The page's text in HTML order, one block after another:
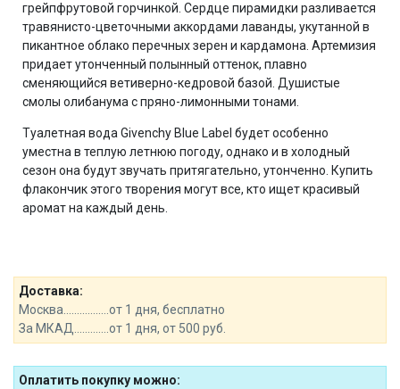
грейпфрутовой горчинкой. Сердце пирамидки разливается
травянисто-цветочными аккордами лаванды, укутанной в
пикантное облако перечных зерен и кардамона. Артемизия
придает утонченный полынный оттенок, плавно
сменяющийся ветиверно-кедровой базой. Душистые
смолы олибанума с пряно-лимонными тонами.
Туалетная вода Givenchy Blue Label будет особенно
уместна в теплую летнюю погоду, однако и в холодный
сезон она будут звучать притягательно, утонченно. Купить
флакончик этого творения могут все, кто ищет красивый
аромат на каждый день.
Доставка:
Москва.................от 1 дня, бесплатно
За МКАД.............от 1 дня, от 500 руб.
Оплатить покупку можно: